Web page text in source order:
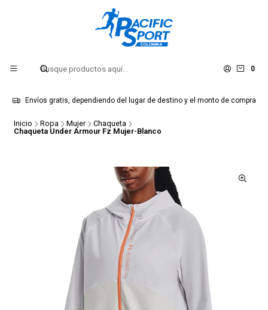
0
Envíos gratis, dependiendo del lugar de destino y el monto de compra
Inicio Ropa Mujer
Chaqueta
Chaqueta Under Armour Fz Mujer-Blanco